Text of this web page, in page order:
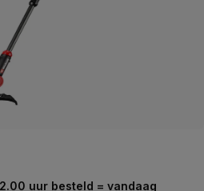
uur besteld = vandaag